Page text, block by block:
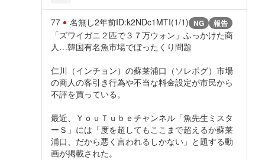
77 名無し2年前ID:k2NDc1MTI(1/1) NG 報告
「ズワイガニ２匹で３７万ウォン」ふっかけた商
人…韓国有名魚市場でぼったくり問題
仁川（インチョン）の蘇莱浦口（ソレポグ）市場
の商人の客引き行為や不当な料金設定が市民から
不評を買っている。
最近、ＹｏｕＴｕｂｅチャンネル「魚先生ミスタ
ーＳ」には「度を超してもここまで超えるか蘇莱
浦口、だから悪く言われるしかない」と題する動
画が掲載された。